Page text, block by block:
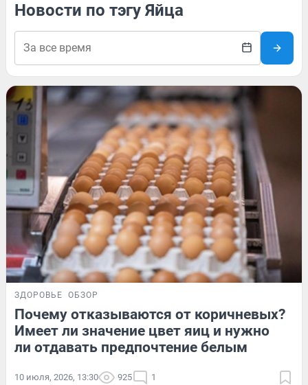
Новости по тэгу Яйца
ЗДОРОВЬЕ ОБЗОР
Почему отказываются от коричневых?
Имеет ли значение цвет яиц и нужно
ли отдавать предпочтение белым
10 июля, 2026, 13:30 925 1